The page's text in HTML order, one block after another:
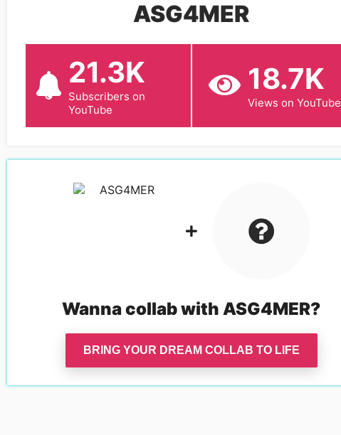
ASG4MER
21.3K
Subscribers on
YouTube
18.7K
Views on YouTube
Wanna collab with ASG4MER?
BRING YOUR DREAM COLLAB TO LIFE